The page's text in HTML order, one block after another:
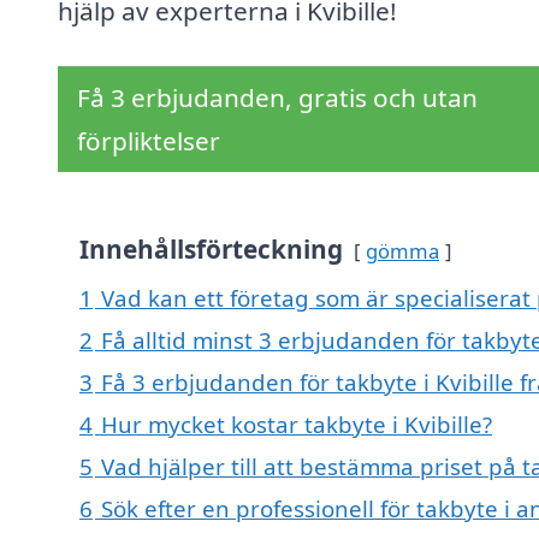
hjälp av experterna i Kvibille!
Få 3 erbjudanden, gratis och utan
förpliktelser
Innehållsförteckning gömma
1 Vad kan ett företag som är
2 Få alltid minst 3 erbjudanden för
3 Få 3 erbjudanden för takbyte i Kvibille
4 Hur mycket kostar takbyte i Kvibille?
5 Vad hjälper till att bestämma priset på
6 Sök efter en professionell för takbyte i